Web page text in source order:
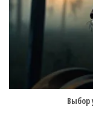
Выбор